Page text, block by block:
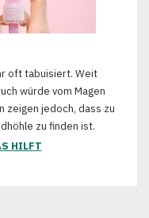
oft tabuisiert. Weit
würde vom Magen
zeigen jedoch, dass zu
zu finden ist.
HILFT